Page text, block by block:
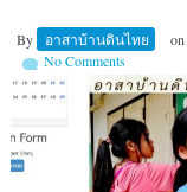
By อาสาบ้านดินไทย on
No Comments